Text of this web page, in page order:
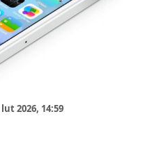
lut 2026, 14:59